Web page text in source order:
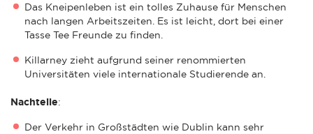
Das Kneipenleben ist ein tolles Zuhause für Menschen
nach langen Arbeitszeiten. Es ist leicht, dort bei einer
Tasse Tee Freunde zu finden.
Killarney zieht aufgrund seiner renommierten
Universitäten viele internationale Studierende an.
Nachteile:
Der Verkehr in Großstädten wie Dublin kann sehr